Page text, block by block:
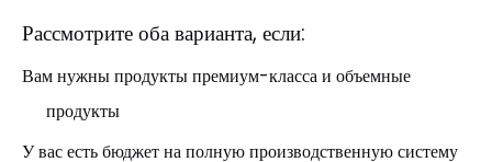
Рассмотрите оба варианта, если:
Вам нужны продукты премиум-класса и объемные
продукты
У вас есть бюджет на полную производственную систему